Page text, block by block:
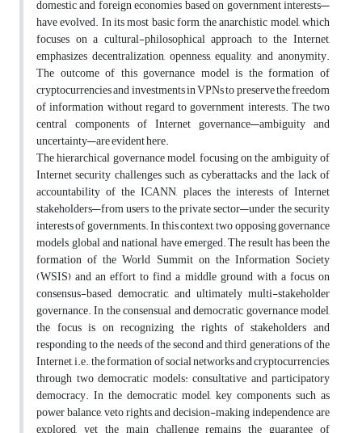
domestic and foreign economies based on government interests—
have evolved. In its most basic form, the anarchistic model, which
focuses on a cultural-philosophical approach to the Internet,
emphasizes decentralization, openness, equality, and anonymity.
The outcome of this governance model is the formation of
cryptocurrencies and investments in VPNs to preserve the freedom
of information without regard to government interests. The two
central components of Internet governance—ambiguity and
uncertainty—are evident here.
The hierarchical governance model, focusing on the ambiguity of
Internet security challenges such as cyberattacks and the lack of
accountability of the ICANN, places the interests of Internet
stakeholders—from users to the private sector—under the security
interests of governments. In this context, two opposing governance
models, global and national, have emerged. The result has been the
formation of the World Summit on the Information Society
(WSIS) and an effort to find a middle ground with a focus on
consensus-based, democratic, and ultimately multi-stakeholder
governance. In the consensual and democratic governance model,
the focus is on recognizing the rights of stakeholders and
responding to the needs of the second and third generations of the
Internet, i.e., the formation of social networks and cryptocurrencies,
through two democratic models: consultative and participatory
democracy. In the democratic model, key components such as
power balance, veto rights, and decision-making independence are